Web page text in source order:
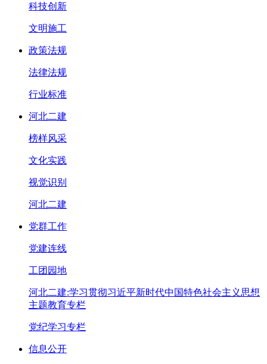
科技创新
文明施工
政策法规
法律法规
行业标准
河北二建
榜样风采
文化实践
视觉识别
河北二建
党群工作
党建连线
工团园地
河北二建:学习贯彻习近平新时代中国特色社会主义思想
主题教育专栏
党纪学习专栏
信息公开